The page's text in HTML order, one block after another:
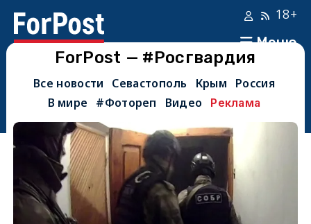
Меню
18+
ForPost — #Росгвардия
Все новости Севастополь Крым
Россия
В мире
#Фотореп Видео Реклама